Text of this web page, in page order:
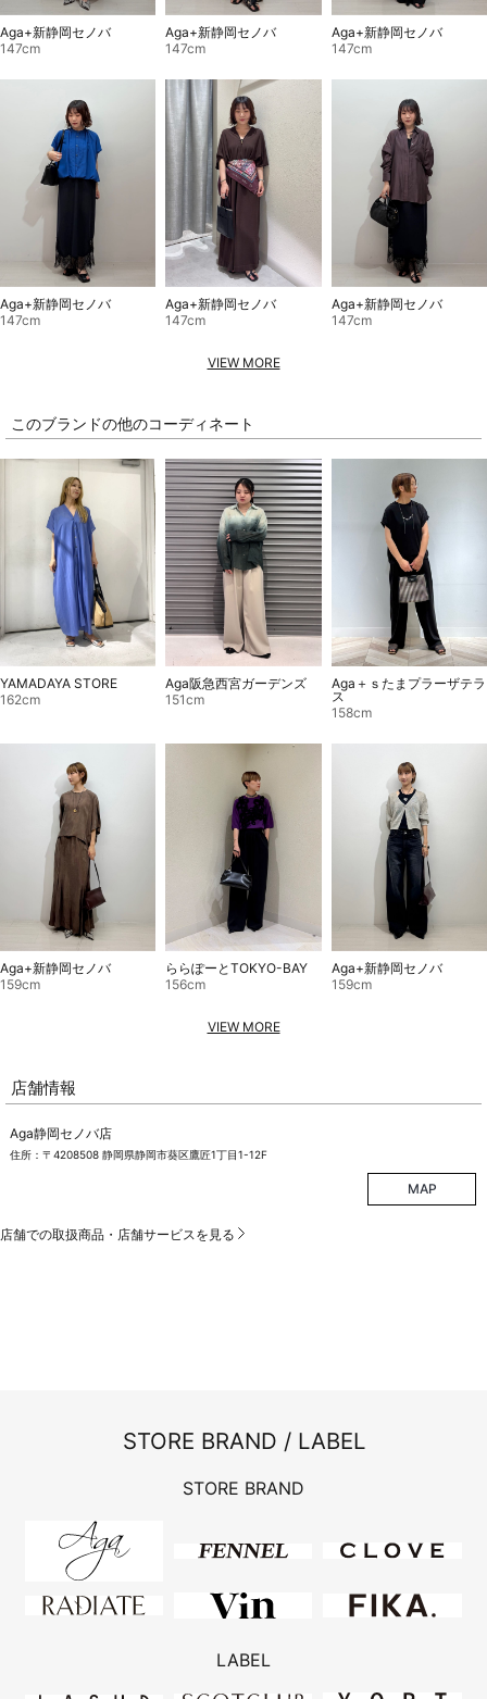
Aga+新静岡セノバ
147cm
Aga+新静岡セノバ
147cm
Aga+新静岡セノバ
147cm
Aga+新静岡セノバ
147cm
Aga+新静岡セノバ
147cm
Aga+新静岡セノバ
147cm
VIEW MORE
このブランドの他のコーディネート
YAMADAYA STORE
162cm
Aga阪急西宮ガーデンズ
151cm
Aga＋ｓたまプラーザテラ
ス
158cm
Aga+新静岡セノバ
159cm
ららぽーとTOKYO-BAY
156cm
Aga+新静岡セノバ
159cm
VIEW MORE
店舗情報
Aga静岡セノバ店
住所：〒4208508 静岡県静岡市葵区鷹匠1丁目1-12F
MAP
店舗での取扱商品・店舗サービスを見る
STORE BRAND / LABEL
STORE BRAND
LABEL